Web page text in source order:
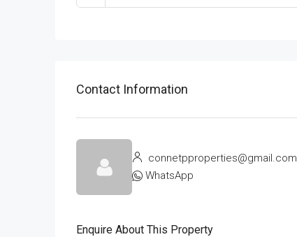
Contact Information
connetpproperties@gmail.com
WhatsApp
Enquire About This Property